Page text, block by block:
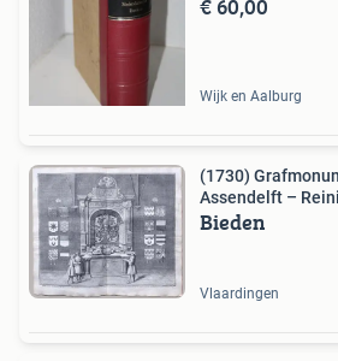
€ 60,00
Wijk en Aalburg
(1730)
Assendelft –
Bieden
Vlaardingen